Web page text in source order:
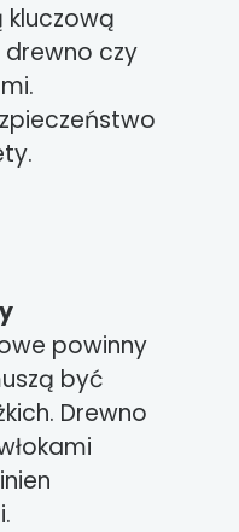
drewno czy
powinny
być
Drewno